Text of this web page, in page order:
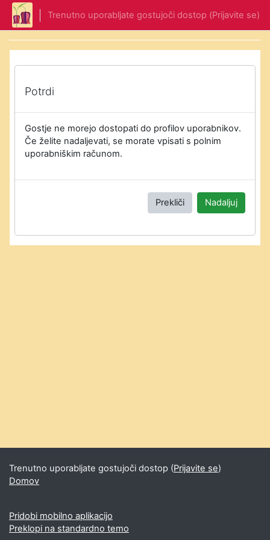
Preskoči na glavno vsebino
Trenutno uporabljate gostujoči dostop (Prijavite se)
Potrdi
Gostje ne morejo dostopati do profilov uporabnikov.
Če želite nadaljevati, se morate vpisati s polnim
uporabniškim računom.
Prekliči Nadaljuj
Trenutno uporabljate gostujoči dostop (Prijavite se)
Domov
Pridobi mobilno aplikacijo
Preklopi na standardno temo